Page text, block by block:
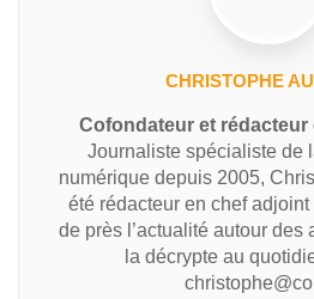
CHRISTOPHE
Cofondateur et rédacteur
Journaliste spécialiste de
numérique depuis 2005,
été rédacteur en chef
de près l’actualité autour des
la décrypte au